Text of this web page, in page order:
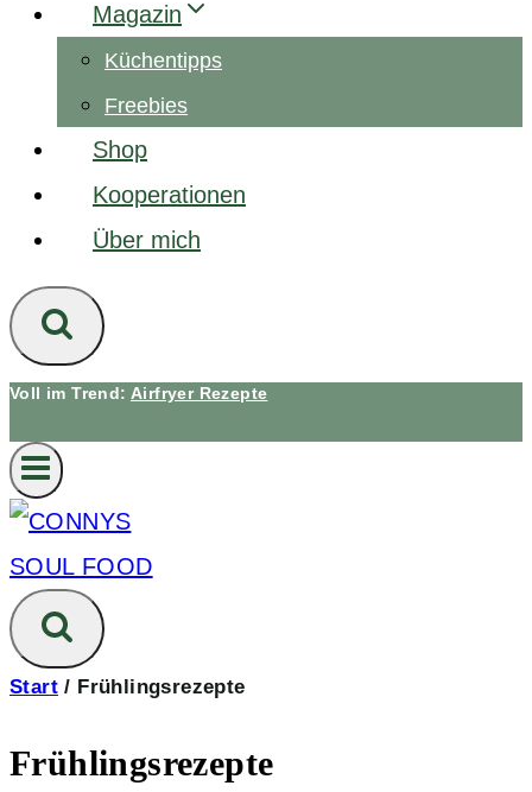
Magazin
Küchentipps
Freebies
Shop
Kooperationen
Über mich
Voll im Trend: Airfryer Rezepte
Start / Frühlingsrezepte
Frühlingsrezepte